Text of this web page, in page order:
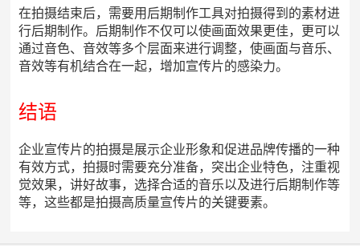
在拍摄结束后，需要用后期制作工具对拍摄得到的素材进
行后期制作。后期制作不仅可以使画面效果更佳，更可以
通过音色、音效等多个层面来进行调整，使画面与音乐、
音效等有机结合在一起，增加宣传片的感染力。
结语
企业宣传片的拍摄是展示企业形象和促进品牌传播的一种
有效方式，拍摄时需要充分准备，突出企业特色，注重视
觉效果，讲好故事，选择合适的音乐以及进行后期制作等
等，这些都是拍摄高质量宣传片的关键要素。